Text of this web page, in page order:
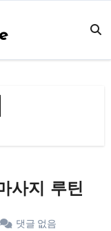
사지 루틴
댓글 없음